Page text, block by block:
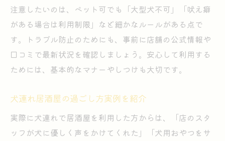
注意したいのは、ペット可でも「大型犬不可」「吠え癖
がある場合は利用制限」など細かなルールがある点で
す。トラブル防止のためにも、事前に店舗の公式情報や
口コミで最新状況を確認しましょう。安心して利用する
ためには、基本的なマナーやしつけも大切です。
犬連れ居酒屋の過ごし方実例を紹介
実際に犬連れで居酒屋を利用した方からは、「店のスタ
ッフが犬に優しく声をかけてくれた」「犬用おやつをサ